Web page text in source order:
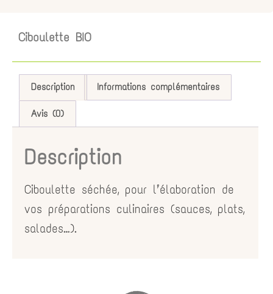
Ciboulette BIO
Description Informations complémentaires
Avis (0)
Description
Ciboulette séchée, pour l’élaboration de
vos préparations culinaires (sauces, plats,
salades…).